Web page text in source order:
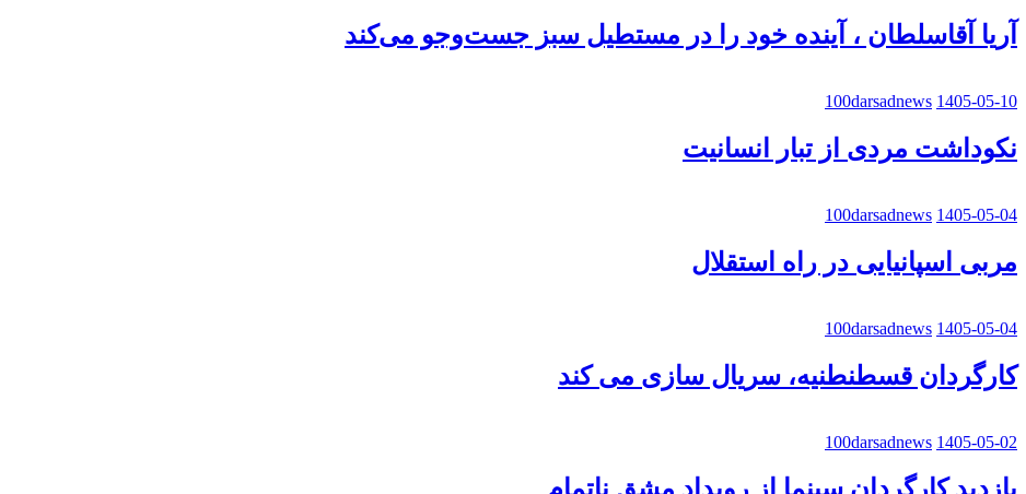
آریا آقاسلطان ، آینده خود را در مستطیل سبز جست‌وجو می‌کند
100darsadnews 1405-05-10
نکوداشت مردی از تبار انسانیت
100darsadnews 1405-05-04
مربی اسپانیایی در راه استقلال
100darsadnews 1405-05-04
کارگردان قسطنطنیه، سریال سازی می کند
100darsadnews 1405-05-02